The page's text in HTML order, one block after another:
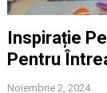
Inspirație
Pentru
Noiembrie 2, 2024